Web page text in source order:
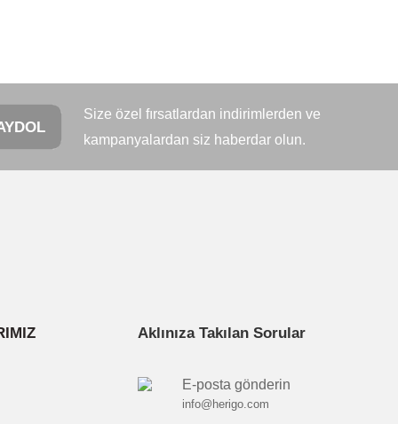
Size özel fırsatlardan indirimlerden ve
kampanyalardan siz haberdar olun.
Aklınıza Takılan Sorular
E-posta gönderin
info@herigo.com